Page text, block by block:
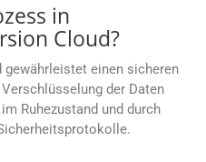
in
Cloud?
gewährleistet einen sicheren
der Daten
Ruhezustand und durch